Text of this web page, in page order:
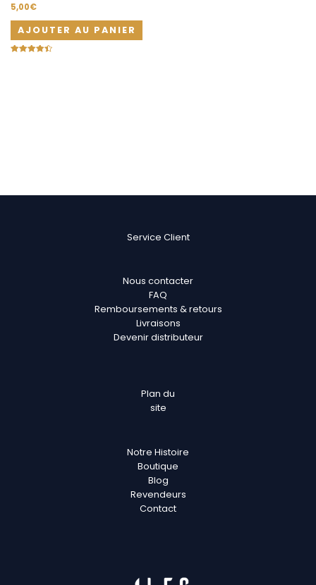
5,00€
AJOUTER AU PANIER
Service Client
Nous contacter
FAQ
Remboursements & retours
Livraisons
Devenir distributeur
Plan du
site
Notre Histoire
Boutique
Blog
Revendeurs
Contact